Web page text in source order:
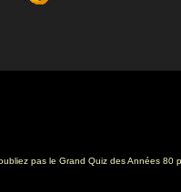
pas le Grand Quiz des Années